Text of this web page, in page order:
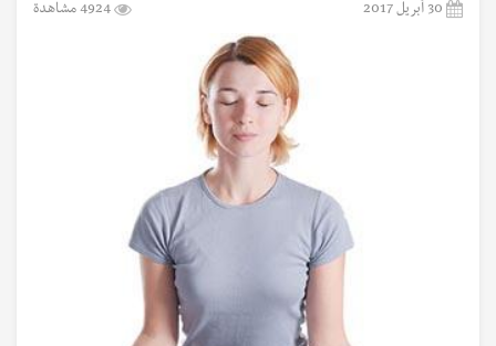
30 أبريل 2017 4924 مشاهدة